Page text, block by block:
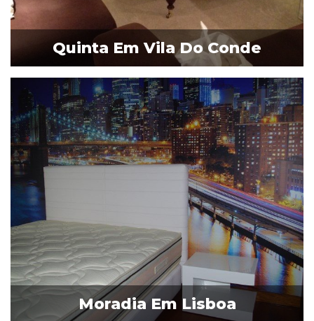
Quinta Em Vila Do Conde
Moradia Em Lisboa